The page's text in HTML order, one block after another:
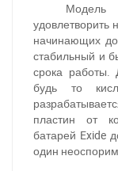
Модель
удовлетворить
начинающих
стабильный и
срока работы.
будь то
пластин от
батарей Exide
один